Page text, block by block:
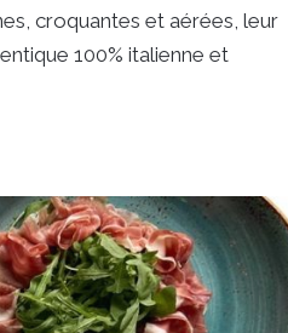
croquantes et aérées, leur
100% italienne et